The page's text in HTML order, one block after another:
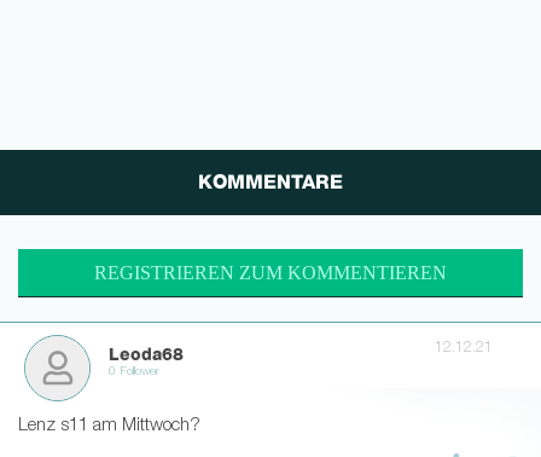
KOMMENTARE
REGISTRIEREN ZUM KOMMENTIEREN
Leoda68
0 Follower
12.12.21
Lenz s11 am Mittwoch?